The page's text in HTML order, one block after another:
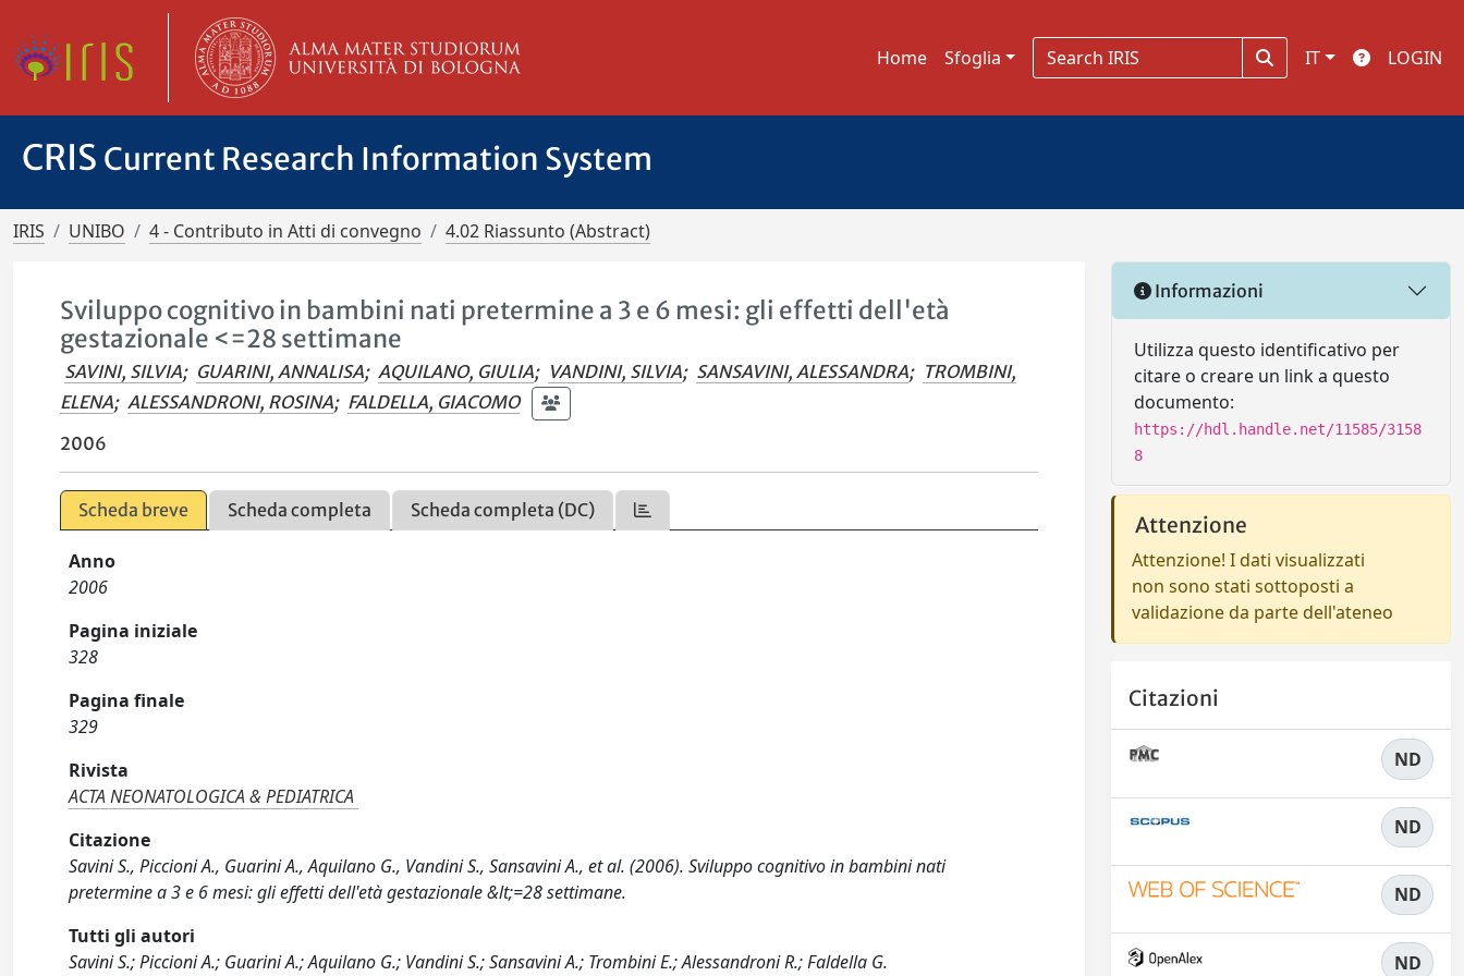
Home Sfoglia IT LOGIN
CRIS Current Research Information System
IRIS UNIBO 4 - Contributo in Atti di convegno 4.02 Riassunto (Abstract)
Sviluppo cognitivo in bambini nati pretermine a 3 e 6 mesi: gli effetti dell'età
gestazionale <=28 settimane
SAVINI, SILVIA; GUARINI, ANNALISA; AQUILANO, GIULIA; VANDINI, SILVIA; SANSAVINI, ALESSANDRA; TROMBINI,
ELENA; ALESSANDRONI, ROSINA; FALDELLA, GIACOMO
2006
Scheda breve Scheda completa Scheda completa (DC)
Anno
2006
Pagina iniziale
328
Pagina finale
329
Rivista
ACTA NEONATOLOGICA & PEDIATRICA
Citazione
Savini S., Piccioni A., Guarini A., Aquilano G., Vandini S., Sansavini A., et al. (2006). Sviluppo cognitivo in bambini nati
pretermine a 3 e 6 mesi: gli effetti dell'età gestazionale &lt;=28 settimane.
Tutti gli autori
Savini S.; Piccioni A.; Guarini A.; Aquilano G.; Vandini S.; Sansavini A.; Trombini E.; Alessandroni R.; Faldella G.
Informazioni
Utilizza questo identificativo per
citare o creare un link a questo
documento:
https://hdl.handle.net/11585/3158
8
Attenzione
Attenzione! I dati visualizzati
non sono stati sottoposti a
validazione da parte dell'ateneo
Citazioni
ND
ND
ND
ND